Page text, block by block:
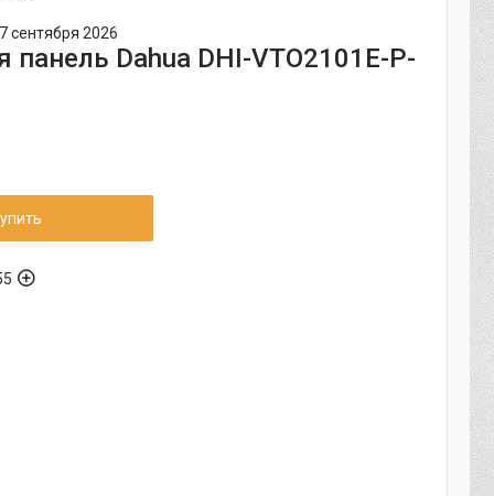
сентября 2026
Dahua DHI-VTO2101E-P-